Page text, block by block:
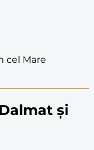
cel Mare
și